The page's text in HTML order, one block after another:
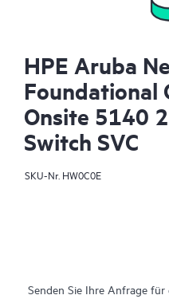
HPE Aruba
Foundational
Onsite 5140
Switch SVC
SKU-Nr. HW0C0E
Senden Sie Ihre Anfrage